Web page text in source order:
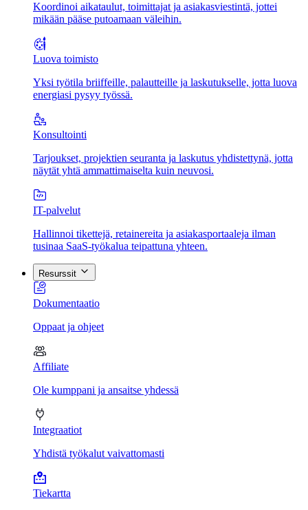
Koordinoi aikataulut, toimittajat ja asiakasviestintä, jottei
mikään pääse putoamaan väleihin.
Luova toimisto
Yksi työtila briiffeille, palautteille ja laskutukselle, jotta luova
energiasi pysyy työssä.
Konsultointi
Tarjoukset, projektien seuranta ja laskutus yhdistettynä, jotta
näytät yhtä ammattimaiselta kuin neuvosi.
IT-palvelut
Hallinnoi tikettejä, retainereita ja asiakasportaaleja ilman
tusinaa SaaS-työkalua teipattuna yhteen.
Resurssit
Dokumentaatio
Oppaat ja ohjeet
Affiliate
Ole kumppani ja ansaitse yhdessä
Integraatiot
Yhdistä työkalut vaivattomasti
Tiekartta